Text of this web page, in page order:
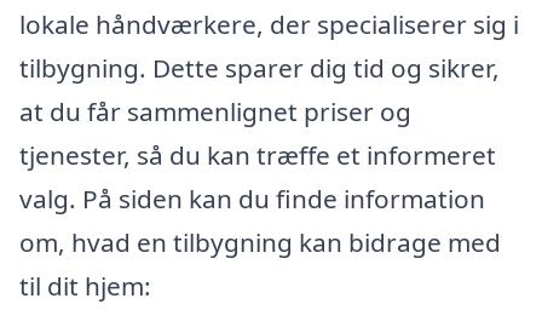
lokale håndværkere, der specialiserer sig i
tilbygning. Dette sparer dig tid og sikrer,
at du får sammenlignet priser og
tjenester, så du kan træffe et informeret
valg. På siden kan du finde information
om, hvad en tilbygning kan bidrage med
til dit hjem: